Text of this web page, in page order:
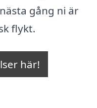
gång ni är
flykt.
här!